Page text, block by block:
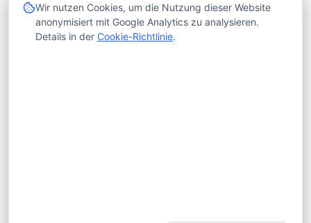
UNTERNEHMEN
Über uns
RECHTLICHES
Impressum
Wir nutzen Cookies, um die Nutzung dieser Website
anonymisiert mit Google Analytics zu analysieren.
Details in der Cookie-Richtlinie.